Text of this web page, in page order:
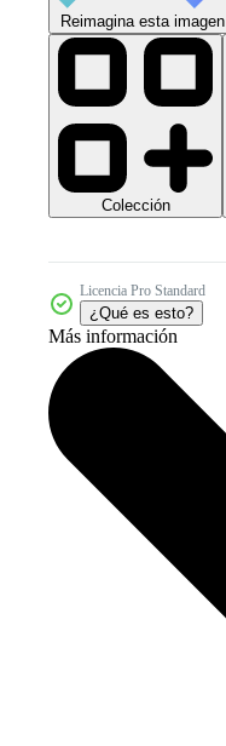
Reimagina esta imagen
Colección
Licencia Pro Standard
¿Qué es esto?
Más información